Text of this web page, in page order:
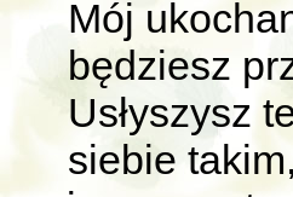
Mój
będziesz
Usłyszysz
siebie